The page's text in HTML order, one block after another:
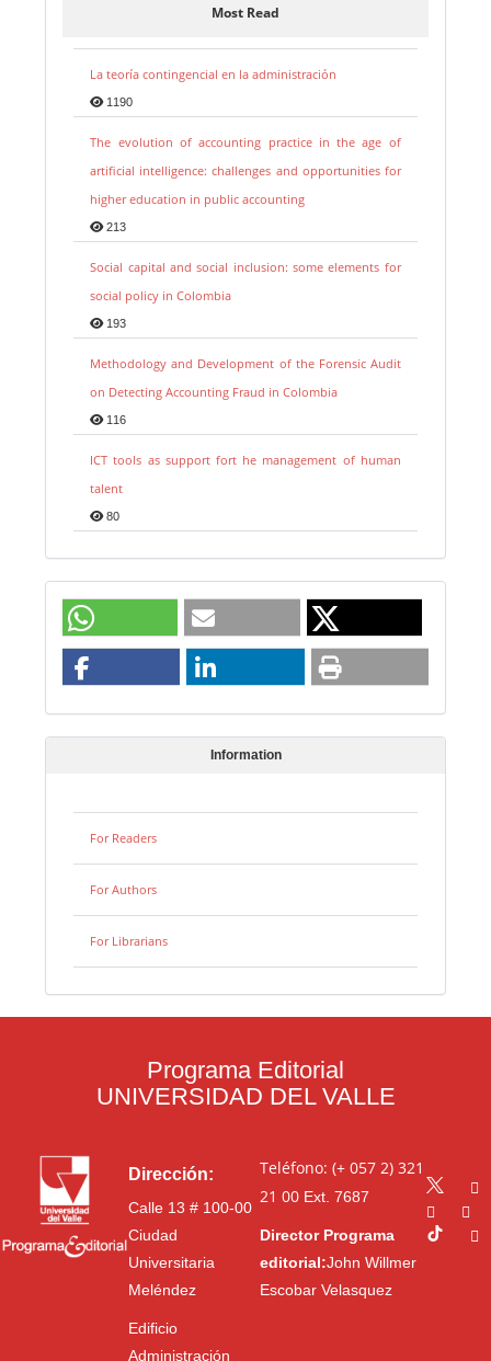
Most Read
La teoría contingencial en la administración
1190
The evolution of accounting practice in the age of
artificial intelligence: challenges and opportunities for
higher education in public accounting
213
Social capital and social inclusion: some elements for
social policy in Colombia
193
Methodology and Development of the Forensic Audit
on Detecting Accounting Fraud in Colombia
116
ICT tools as support fort he management of human
talent
80
Information
For Readers
For Authors
For Librarians
Programa Editorial
UNIVERSIDAD DEL VALLE
Dirección:
Calle 13 # 100-00
Ciudad
Universitaria
Meléndez
Edificio
Administración
Teléfono: (+ 057 2) 321
21 00Ext. 7687
Director Programa
editorial:John Willmer
Escobar Velasquez